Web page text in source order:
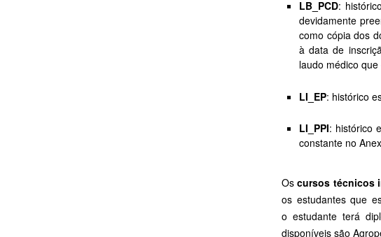
LB_PCD:
devidamente
como cópia dos
à data de
laudo médico
LI_EP: histórico
LI_PPI: histórico
constante no
Oscursos técnicos
os estudantes que
o estudante terá
disponíveis são